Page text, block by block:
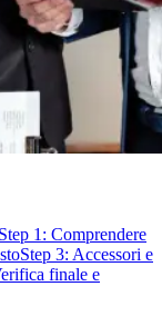
Step 1: Comprendere
Step 3: Accessori e
finale e